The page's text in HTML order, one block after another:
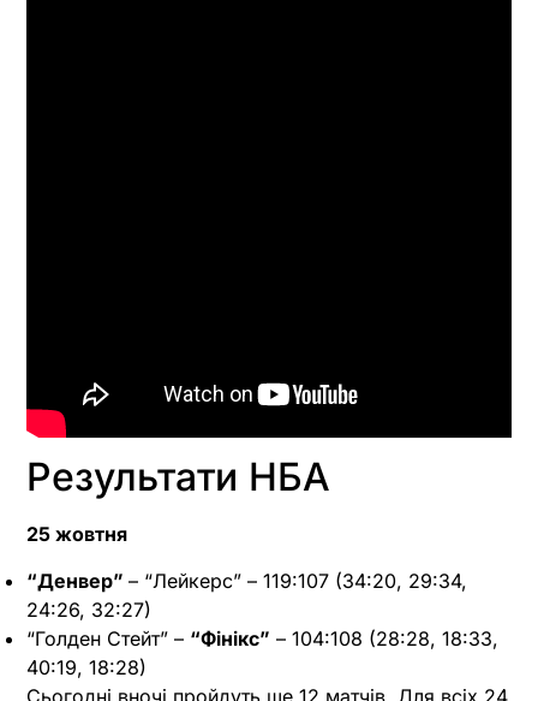
Результати НБА
25 жовтня
“Денвер” – “Лейкерс” – 119:107 (34:20, 29:34,
24:26, 32:27)
“Голден Стейт” – “Фінікс” – 104:108 (28:28, 18:33,
40:19, 18:28)
Сьогодні вночі пройдуть ще 12 матчів. Для всіх 24